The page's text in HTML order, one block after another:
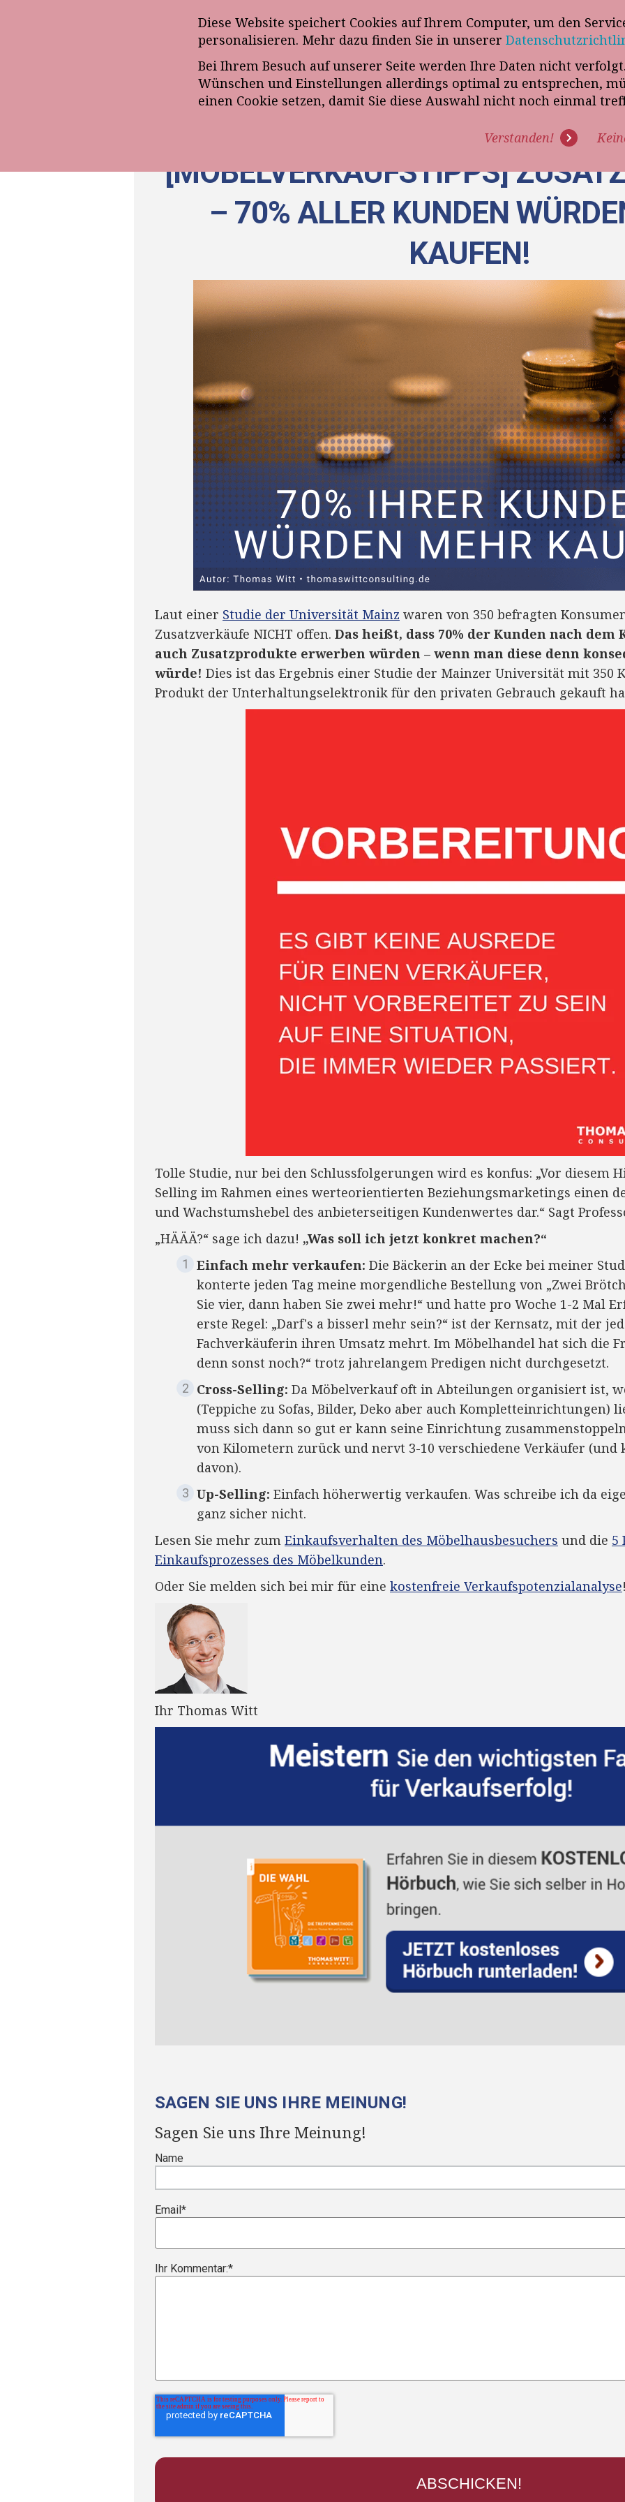
Diese Website speichert Cookies auf Ihrem Computer, um den
personalisieren. Mehr dazu finden Sie in unserer
Bei Ihrem Besuch auf unserer Seite werden Ihre Daten nicht
Wünschen und Einstellungen allerdings optimal zu entsprechen,
einen Cookie setzen, damit Sie diese Auswahl nicht noch einmal
Verstanden!
Anmeldung zum E-Mail-Newsletter„VERKAUFSSTEUERER“
ÜBER UNS PROGRAMME EXPERTISE REFERENZEN
[MÖBELVERKAUFSTIPPS]
– 70% ALLER KUNDEN
KAUFEN!
Laut einer Studie der Universität Mainz waren von 350 befragten
Zusatzverkäufe NICHT offen. Das heißt, dass 70% der Kunden nach dem
auch Zusatzprodukte erwerben würden – wenn man diese denn
würde! Dies ist das Ergebnis einer Studie der Mainzer Universität mit 350
Produkt der Unterhaltungselektronik für den privaten Gebrauch gekauft
Tolle Studie, nur bei den Schlussfolgerungen wird es konfus: „Vor diesem
Selling im Rahmen eines werteorientierten Beziehungsmarketings einen
und Wachstumshebel des anbieterseitigen Kundenwertes dar.“ Sagt
„HÄÄÄ?“ sage ich dazu! „Was soll ich jetzt konkret machen?“
Einfach mehr verkaufen: Die Bäckerin an der Ecke bei meiner
konterte jeden Tag meine morgendliche Bestellung von „Zwei
Sie vier, dann haben Sie zwei mehr!“ und hatte pro Woche 1-2 Mal
erste Regel: „Darf's a bisserl mehr sein?“ ist der Kernsatz, mit der
Fachverkäuferin ihren Umsatz mehrt. Im Möbelhandel hat sich die
denn sonst noch?“ trotz jahrelangem Predigen nicht durchgesetzt.
Cross-Selling: Da Möbelverkauf oft in Abteilungen organisiert ist,
(Teppiche zu Sofas, Bilder, Deko aber auch Kompletteinrichtungen)
muss sich dann so gut er kann seine Einrichtung
von Kilometern zurück und nervt 3-10 verschiedene Verkäufer
davon).
Up-Selling: Einfach höherwertig verkaufen. Was schreibe ich da
ganz sicher nicht.
Lesen Sie mehr zum Einkaufsverhalten des Möbelhausbesuchers und die 5
Einkaufsprozesses des Möbelkunden.
Oder Sie melden sich bei mir für eine kostenfreie Verkaufspotenzialanalyse
Ihr Thomas Witt
SAGEN SIE UNS IHRE MEINUNG!
Sagen Sie uns Ihre Meinung!
Name
Email*
Ihr Kommentar:*